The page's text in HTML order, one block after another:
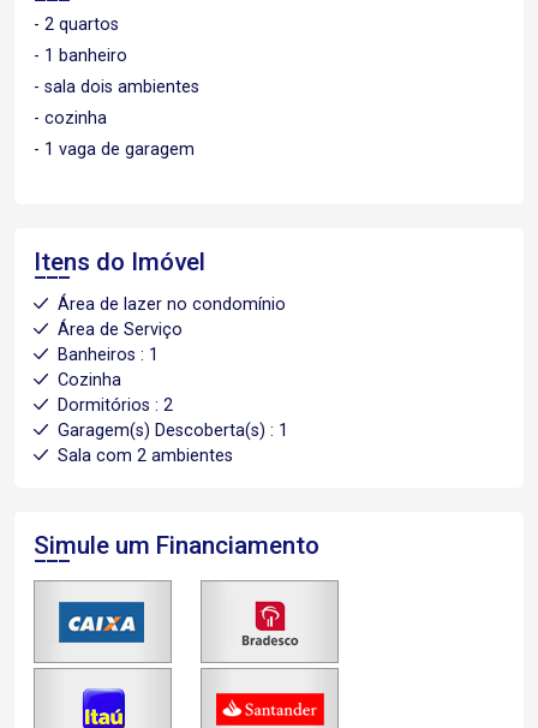
- 2 quartos
- 1 banheiro
- sala dois ambientes
- cozinha
- 1 vaga de garagem
Itens do Imóvel
Área de lazer no condomínio
Área de Serviço
Banheiros : 1
Cozinha
Dormitórios : 2
Garagem(s) Descoberta(s) : 1
Sala com 2 ambientes
Simule um Financiamento